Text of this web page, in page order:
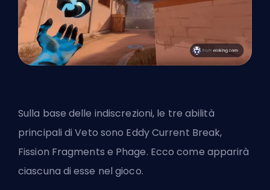
Sulla base delle indiscrezioni, le tre abilità
principali di Veto sono Eddy Current Break,
Fission Fragments e Phage. Ecco come apparirà
ciascuna di esse nel gioco.